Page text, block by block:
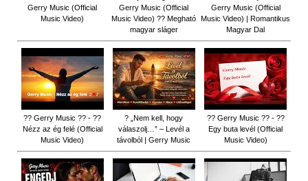
Gerry Music (Official
Music Video)
Gerry Music (Official
Music Video) ?? Megható
magyar sláger
Gerry Music (Official
Music Video) | Romantikus
Magyar Dal
?? Gerry Music ?? - ??
Nézz az ég felé (Official
Music Video)
? „Nem kell, hogy
válaszolj…” – Levél a
távolból | Gerry Music
?? Gerry Music ?? - ??
Egy buta levél (Official
Music Video)